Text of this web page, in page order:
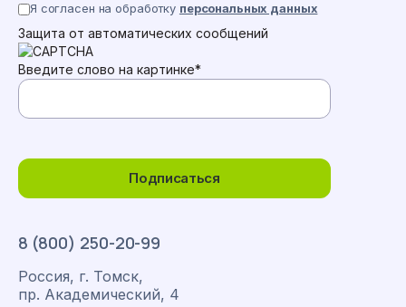
8 (800) 250-20-99
Россия, г. Томск,
пр. Академический, 4
Подписаться
Я согласен на обработку персональных данных
Защита от автоматических сообщений
Введите слово на картинке*